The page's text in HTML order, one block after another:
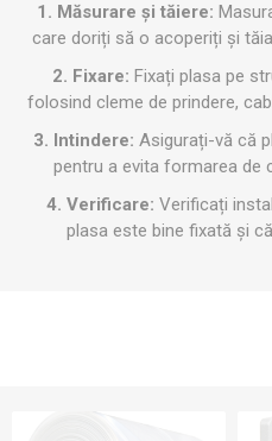
1. Măsurare și tăiere:
care doriți să o acoperiți și
2. Fixare: Fixați plasa pe
folosind cleme de prindere,
3. Intindere: Asigurați-vă că
pentru a evita formarea de
4. Verificare: Verificați
plasa este bine fixată și